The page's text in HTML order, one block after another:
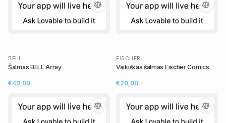
BELL
Šalmas BELL Array
€49,00
FISCHER
Vaikiškas šalmas Fischer Comics
€20,00